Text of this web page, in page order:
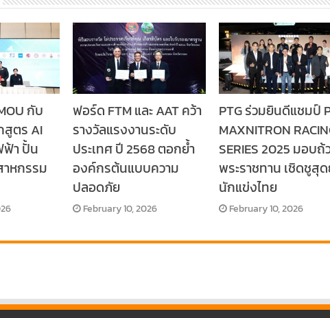
กับ
ตร AI
ฟ้า ปั้น
หกรรม
ฟอร์ด FTM และ AAT คว้า
รางวัลแรงงานระดับ
ประเทศ ปี 2568 ตอกย้ำ
องค์กรต้นแบบความ
ปลอดภัย
February 10, 2026
PTG ร่วมยินดีแชมป์
MAXNITRON
SERIES 2025 มอบถ้
พระราชทาน เชิดชูสุ
นักแข่งไทย
February 10, 2026